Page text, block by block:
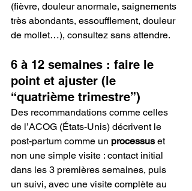
(fièvre, douleur anormale, saignements
très abondants, essoufflement, douleur
de mollet…), consultez sans attendre.
6 à 12 semaines : faire le
point et ajuster (le
“quatrième trimestre”)
Des recommandations comme celles
de l’ACOG (États-Unis) décrivent le
post-partum comme un processus et
non une simple visite : contact initial
dans les 3 premières semaines, puis
un suivi, avec une visite complète au